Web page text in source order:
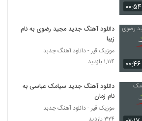
دانلود آهنگ سی - یک (به همراه والوپ) از
سرتیفاید به همراه متن ترانه
۱۸۸ بازدید
دانلود آهنگ امین نیما چیزی نمیگم
۲۲۵ بازدید
دانلود آهنگ جدید و زیبای مرداد با نام خوابم
۰۰:۵۴
۰۰:۴۶
دانلود آهنگ جدید مجید رضوی به نام
زیبا
موزیک قیر - دانلود آهنگ جدبد
۱,۱۱۴ بازدید
دانلود آهنگ جدید سیامک عباسی به
نام زمان
موزیک قیر - دانلود آهنگ جدبد